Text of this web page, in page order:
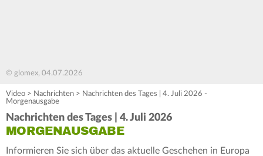
© glomex, 04.07.2026
Video > Nachrichten > Nachrichten des Tages | 4. Juli 2026 -
Morgenausgabe
Nachrichten des Tages | 4. Juli 2026
MORGENAUSGABE
Informieren Sie sich über das aktuelle Geschehen in Europa